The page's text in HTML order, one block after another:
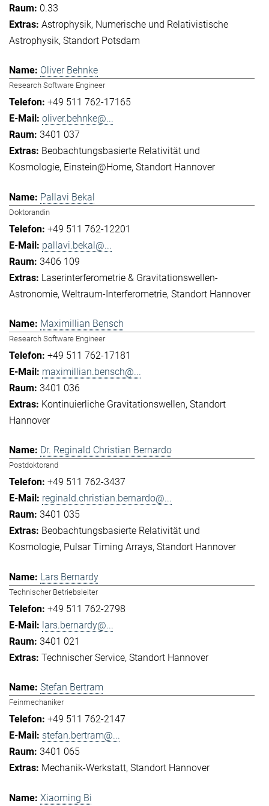
0.33
Astrophysik Numerische und Relativistische
Astrophysik Standort Potsdam
Oliver Behnke
Research Software Engineer
+49 511 762-17165
oliver.behnke@...
3401 037
Beobachtungsbasierte Relativität und
Kosmologie Einstein@Home Standort Hannover
Pallavi Bekal
Doktorandin
+49 511 762-12201
pallavi.bekal@...
3406 109
Laserinterferometrie & Gravitationswellen-
Astronomie Weltraum-Interferometrie Standort Hannover
Maximillian Bensch
Research Software Engineer
+49 511 762-17181
maximillian.bensch@...
3401 036
Kontinuierliche Gravitationswellen Standort
Hannover
Dr. Reginald Christian Bernardo
Postdoktorand
+49 511 762-3437
reginald.christian.bernardo@...
3401 035
Beobachtungsbasierte Relativität und
Kosmologie Pulsar Timing Arrays Standort Hannover
Lars Bernardy
Technischer Betriebsleiter
+49 511 762-2798
lars.bernardy@...
3401 021
Technischer Service Standort Hannover
Stefan Bertram
Feinmechaniker
+49 511 762-2147
stefan.bertram@...
3401 065
Mechanik-Werkstatt Standort Hannover
Xiaoming Bi